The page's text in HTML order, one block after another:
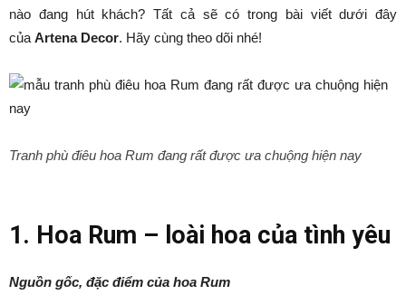
nào đang hút khách? Tất cả sẽ có trong bài viết dưới đây
của Artena Decor. Hãy cùng theo dõi nhé!
Tranh phù điêu hoa Rum đang rất được ưa chuộng hiện nay
1. Hoa Rum – loài hoa của tình yêu
Nguồn gốc, đặc điểm của hoa Rum